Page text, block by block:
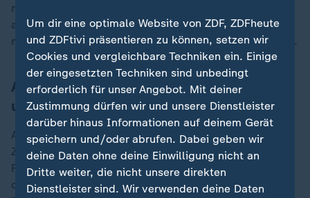
meinem Onkel, meiner Tante, meinem Vater gegangen,
aber auch zu den Nicht-Familienmitgliedern, und habe
mir erklären lassen, was sie machen", erinnerte er sich.
Ausbildung in Großbritannien, den USA
und Frankreich
Auch den Wirtschaftsteil der "Frankfurter Allgemeinen
Zeitung" habe er schon als Gymnasiast "mit großer
Freude und großem Interesse" gelesen. "Ich wusste
deswegen schon in der Schule, dass ich eine große
Um dir eine optimale Website von ZDF, ZDFheute
und ZDFtivi präsentieren zu können, setzen wir
Cookies und vergleichbare Techniken ein. Einige
der eingesetzten Techniken sind unbedingt
erforderlich für unser Angebot. Mit deiner
Zustimmung dürfen wir und unsere Dienstleister
darüber hinaus Informationen auf deinem Gerät
speichern und/oder abrufen. Dabei geben wir
deine Daten ohne deine Einwilligung nicht an
Dritte weiter, die nicht unsere direkten
Dienstleister sind. Wir verwenden deine Daten